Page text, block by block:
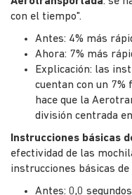
con el tiempo".
Antes: 4% más
Ahora: 7% más
Explicación: las
cuentan con un 7%
hace que la
división centrada
Instrucciones básicas
efectividad de las
instrucciones básicas de
Antes: 0,0